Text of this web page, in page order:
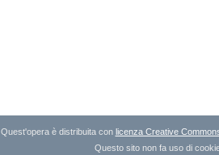
Quest'opera è distribuita con licenza Creative
Questo sito non fa uso di